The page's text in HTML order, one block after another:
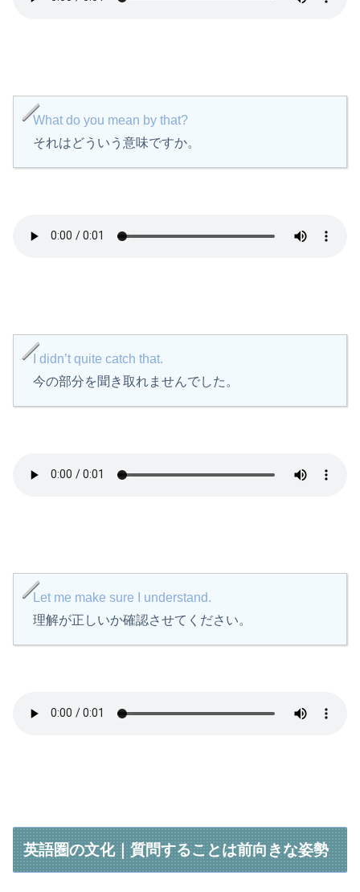
What do you mean by that?
それはどういう意味ですか。
I didn’t quite catch that.
今の部分を聞き取れませんでした。
Let me make sure I understand.
理解が正しいか確認させてください。
英語圏の文化｜質問することは前向きな姿勢